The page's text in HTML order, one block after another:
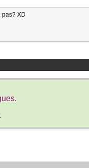
pas? XD